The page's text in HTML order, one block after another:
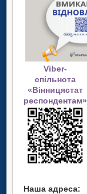
Viber-
спільнота
«Вінницястат
респондентам»
Наша адреса: